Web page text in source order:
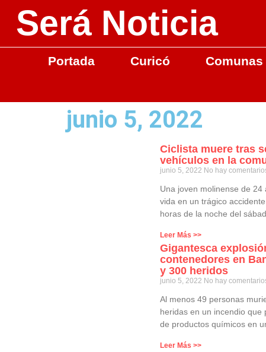
Será Noticia
Portada Curicó Comunas
junio 5, 2022
Ciclista muere tras
vehículos en la
junio 5, 2022 No hay
Una joven molinense de
vida en un trágico
horas de la noche del
Leer Más >>
Gigantesca
contenedores en
y 300 heridos
junio 5, 2022 No hay
Al menos 49 personas
heridas en un incendio que
de productos químicos en
Leer Más >>